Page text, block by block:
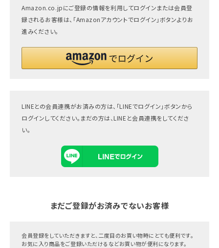
ログアウト
Amazon.co.jpにご登録の情報を利用してログインまたは会員登
録されるお客様は、「Amazonアカウントでログイン」ボタンよりお
進みください。
LINEとの会員連携がお済みの方は、「LINEでログイン」ボタンから
ログインしてください。まだの方は、LINEと会員連携をしてくださ
い。
まだご登録がお済みでないお客様
会員登録をしていただきますと、二度目のお買い物時にとても便利です。
お気に入り商品をご登録いただけるなどお買い物が便利になります。